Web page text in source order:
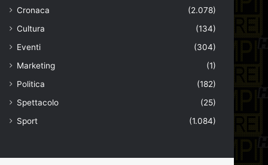
Cronaca
(2.078)
Cultura
(134)
Eventi
(304)
Marketing
(1)
Politica
(182)
Spettacolo
(25)
Sport
(1.084)